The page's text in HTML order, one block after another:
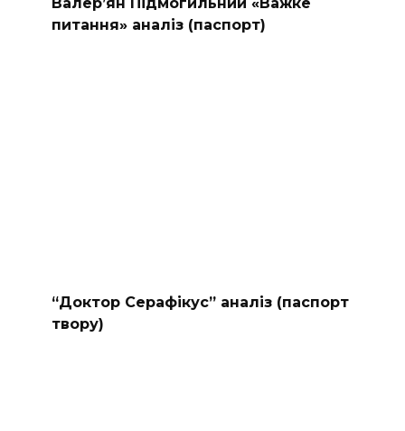
питання» аналіз (паспорт)
“Доктор Серафікус” аналіз (паспорт
твору)